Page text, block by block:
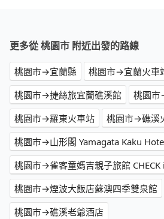
更多從 桃園市 附近出發的路線
桃園市→宜蘭縣
桃園市→宜蘭火車
桃園市→捷絲旅宜蘭礁溪館
桃園市
桃園市→羅東火車站
桃園市→礁溪
桃園市→山形閣 Yamagata Kaku
桃園市→雀客童媽吉親子旅館
桃園市→煙波大飯店蘇澳四季雙泉館
桃園市→礁溪老爺酒店